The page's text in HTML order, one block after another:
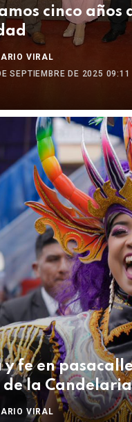
cinco años
VIRAL
SEPTIEMBRE DE 2025 09:11
y fe en
de la Candelaria
VIRAL